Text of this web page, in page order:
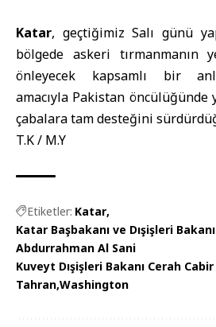
Katar, geçtiğimiz Salı günü
bölgede askeri tırmanmanın
önleyecek kapsamlı bir
amacıyla Pakistan
çabalara tam desteğini
T.K / M.Y
Etiketler: Katar
Katar Başbakanı ve Dışişleri
Abdurrahman Al Sani
Kuveyt Dışişleri Bakanı Cerah
Tahran Washington